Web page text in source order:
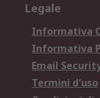
Legale
Informativa
Informativa
Email
Termini d'uso